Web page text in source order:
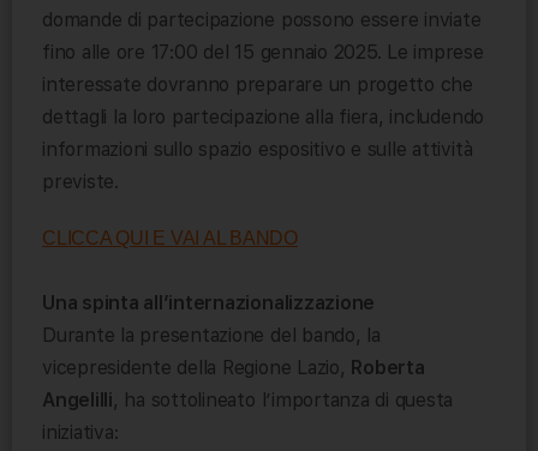
domande di partecipazione possono essere inviate
fino alle ore 17:00 del 15 gennaio 2025. Le imprese
interessate dovranno preparare un progetto che
dettagli la loro partecipazione alla fiera, includendo
informazioni sullo spazio espositivo e sulle attività
previste.
CLICCA QUI E VAI AL BANDO
Una spinta all’internazionalizzazione
Durante la presentazione del bando, la
vicepresidente della Regione Lazio, Roberta
Angelilli, ha sottolineato l’importanza di questa
iniziativa: